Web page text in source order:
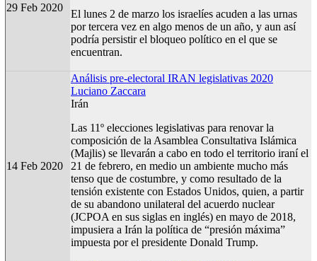
29 Feb 2020
El lunes 2 de marzo los israelíes acuden a las urnas
por tercera vez en algo menos de un año, y aun así
podría persistir el bloqueo político en el que se
encuentran.
14 Feb 2020
Análisis pre-electoral IRAN legislativas 2020
Luciano Zaccara
Irán
Las 11º elecciones legislativas para renovar la
composición de la Asamblea Consultativa Islámica
(Majlis) se llevarán a cabo en todo el territorio iraní el
21 de febrero, en medio un ambiente mucho más
tenso que de costumbre, y como resultado de la
tensión existente con Estados Unidos, quien, a partir
de su abandono unilateral del acuerdo nuclear
(JCPOA en sus siglas en inglés) en mayo de 2018,
impusiera a Irán la política de “presión máxima”
impuesta por el presidente Donald Trump.